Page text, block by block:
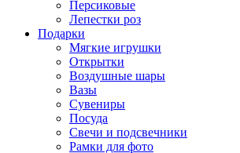
Персиковые
Лепестки роз
Подарки
Мягкие игрушки
Открытки
Воздушные шары
Вазы
Сувениры
Посуда
Свечи и подсвечники
Рамки для фото